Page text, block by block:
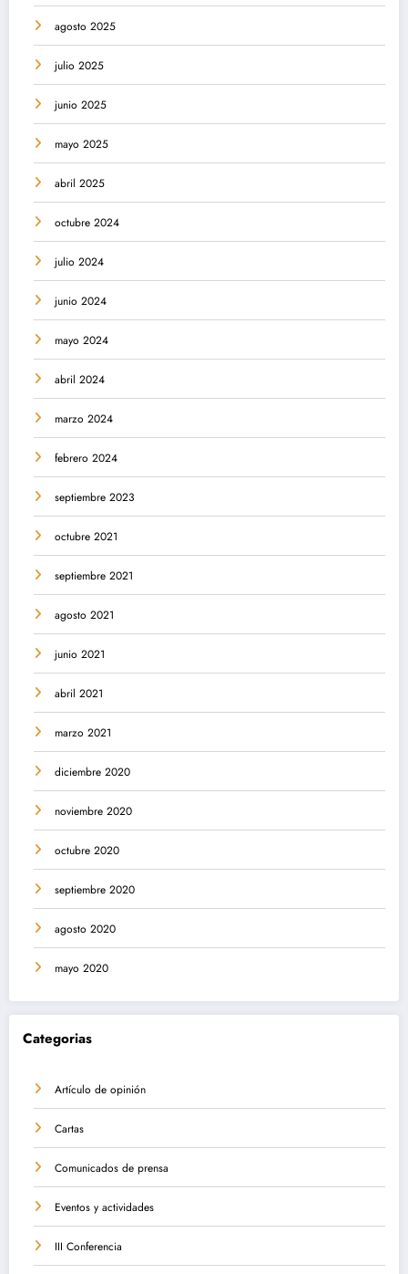
agosto 2025
julio 2025
junio 2025
mayo 2025
abril 2025
octubre 2024
julio 2024
junio 2024
mayo 2024
abril 2024
marzo 2024
febrero 2024
septiembre 2023
octubre 2021
septiembre 2021
agosto 2021
junio 2021
abril 2021
marzo 2021
diciembre 2020
noviembre 2020
octubre 2020
septiembre 2020
agosto 2020
mayo 2020
Categorias
Artículo de opinión
Cartas
Comunicados de prensa
Eventos y actividades
III Conferencia